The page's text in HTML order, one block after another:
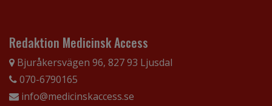
Redaktion Medicinsk Access
Bjuråkersvägen 96, 827 93 Ljusdal
070-6790165
info@medicinskaccess.se